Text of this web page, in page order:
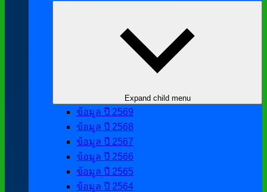
Expand child menu
ข้อมูล ปี 2569
ข้อมูล ปี 2568
ข้อมูล ปี 2567
ข้อมูล ปี 2566
ข้อมูล ปี 2565
ข้อมูล ปี 2564